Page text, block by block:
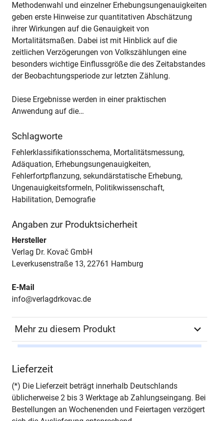
Methodenwahl und einzelner Erhebungsungenauigkeiten
geben erste Hinweise zur quantitativen Abschätzung
ihrer Wirkungen auf die Genauigkeit von
Mortalitätsmaßen. Dabei ist mit Hinblick auf die
zeitlichen Verzögerungen von Volkszählungen eine
besonders wichtige Einflussgröße die des Zeitabstandes
der Beobachtungsperiode zur letzten Zählung.
Diese Ergebnisse werden in einer praktischen
Anwendung auf die…
Schlagworte
Fehlerklassifikationsschema, Mortalitätsmessung,
Adäquation, Erhebungsungenauigkeiten,
Fehlerfortpflanzung, sekundärstatische Erhebung,
Ungenauigkeitsformeln, Politikwissenschaft,
Habilitation, Demografie
Angaben zur Produktsicherheit
Hersteller
Verlag Dr. Kovač GmbH
Leverkusenstraße 13, 22761 Hamburg
E-Mail
info@verlagdrkovac.de
Mehr zu diesem Produkt
Seiten 256
Jahr Hamburg 2003
Lieferzeit
(*) Die Lieferzeit beträgt innerhalb Deutschlands
üblicherweise 2 bis 3 Werktage ab Zahlungseingang. Bei
Bestellungen an Wochenenden und Feiertagen verzögert